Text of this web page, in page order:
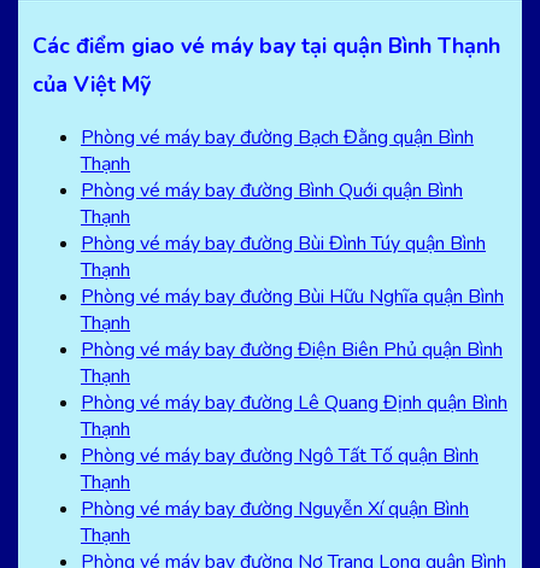
Các điểm giao vé máy bay tại quận Bình Thạnh
của Việt Mỹ
Phòng vé máy bay đường Bạch Đằng quận Bình
Thạnh
Phòng vé máy bay đường Bình Quới quận Bình
Thạnh
Phòng vé máy bay đường Bùi Đình Túy quận Bình
Thạnh
Phòng vé máy bay đường Bùi Hữu Nghĩa quận Bình
Thạnh
Phòng vé máy bay đường Điện Biên Phủ quận Bình
Thạnh
Phòng vé máy bay đường Lê Quang Định quận Bình
Thạnh
Phòng vé máy bay đường Ngô Tất Tố quận Bình
Thạnh
Phòng vé máy bay đường Nguyễn Xí quận Bình
Thạnh
Phòng vé máy bay đường Nơ Trang Long quận Bình